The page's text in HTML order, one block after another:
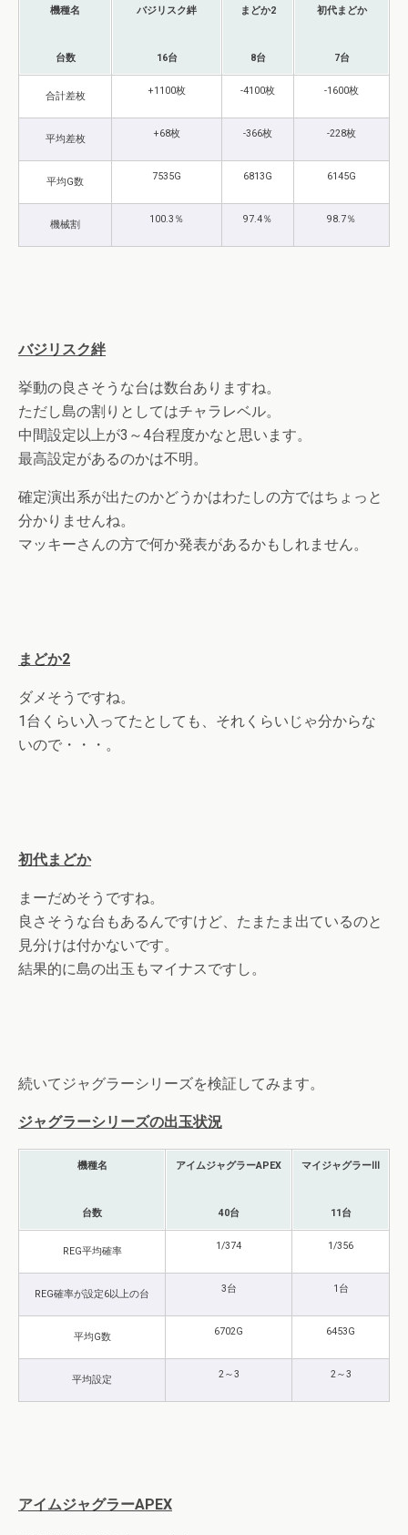
機種名
台数
バジリスク絆
16台
まどか2
8台
初代まどか
7台
合計差枚 +1100枚 -4100枚 -1600枚
平均差枚 +68枚 -366枚 -228枚
平均G数 7535G 6813G 6145G
機械割 100.3％ 97.4％ 98.7％
バジリスク絆
挙動の良さそうな台は数台ありますね。
ただし島の割りとしてはチャラレベル。
中間設定以上が3～4台程度かなと思います。
最高設定があるのかは不明。
確定演出系が出たのかどうかはわたしの方ではちょっと
分かりませんね。
マッキーさんの方で何か発表があるかもしれません。
まどか2
ダメそうですね。
1台くらい入ってたとしても、それくらいじゃ分からな
いので・・・。
初代まどか
まーだめそうですね。
良さそうな台もあるんですけど、たまたま出ているのと
見分けは付かないです。
結果的に島の出玉もマイナスですし。
続いてジャグラーシリーズを検証してみます。
ジャグラーシリーズの出玉状況
機種名
台数
アイムジャグラーAPEX
40台
マイジャグラーⅢ
11台
REG平均確率 1/374 1/356
REG確率が設定6以上の台 3台 1台
平均G数 6702G 6453G
平均設定 2～3 2～3
アイムジャグラーAPEX